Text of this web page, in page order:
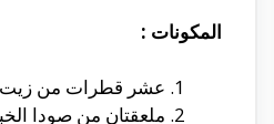
المكونات :
عشر قطرات من زيت
ملعقتان من صودا